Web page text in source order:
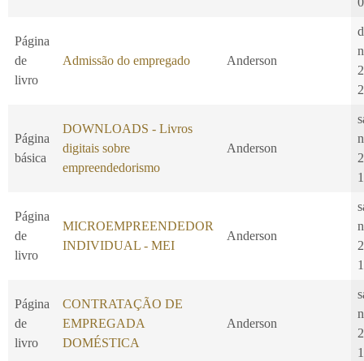
Página
de
livro
Admissão do empregado Anderson
Página
básica
DOWNLOADS - Livros
digitais sobre
empreendedorismo
Anderson
Página
de
livro
MICROEMPREENDEDOR
INDIVIDUAL - MEI
Anderson
Página
de
livro
CONTRATAÇÃO DE
EMPREGADA
DOMÉSTICA
Anderson